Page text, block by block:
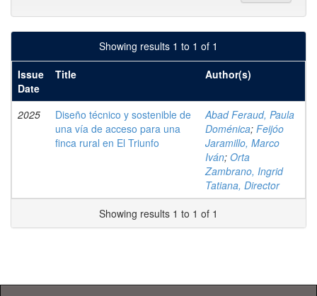
Showing results 1 to 1 of 1
Issue
Date
Title Author(s)
2025
Diseño técnico y sostenible de
una vía de acceso para una
finca rural en El Triunfo
Abad Feraud, Paula
Doménica; Feijóo
Jaramillo, Marco
Iván; Orta
Zambrano, Ingrid
Tatiana, Director
Showing results 1 to 1 of 1